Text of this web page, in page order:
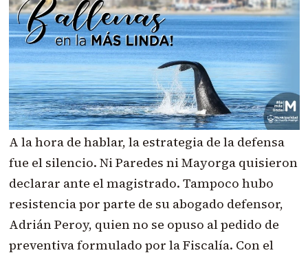
A la hora de hablar, la estrategia de la defensa
fue el silencio. Ni Paredes ni Mayorga quisieron
declarar ante el magistrado. Tampoco hubo
resistencia por parte de su abogado defensor,
Adrián Peroy, quien no se opuso al pedido de
preventiva formulado por la Fiscalía. Con el